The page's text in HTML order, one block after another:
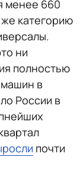
менее 660
категорию
ни
полностью
в
России в
почти